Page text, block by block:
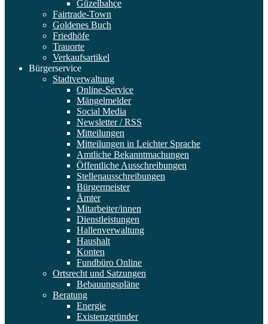
Güzelbahçe
Fairtrade-Town
Goldenes Buch
Friedhöfe
Trauorte
Verkaufsartikel
Bürgerservice
Stadtverwaltung
Online-Service
Mängelmelder
Social Media
Newsletter / RSS
Mitteilungen
Mitteilungen in Leichter Sprache
Amtliche Bekanntmachungen
Öffentliche Ausschreibungen
Stellenausschreibungen
Bürgermeister
Ämter
Mitarbeiter/innen
Dienstleistungen
Hallenverwaltung
Haushalt
Konten
Fundbüro Online
Ortsrecht und Satzungen
Bebauungspläne
Beratung
Energie
Existenzgründer